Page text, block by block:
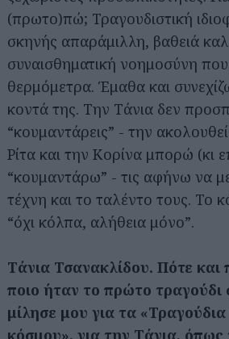
(πρωτο)πώ; Τραγουδιστική
σκηνής απαράμιλλη, βαθειά
συναισθηματική νοημοσύνη
θερμόμετρα. Έμαθα και
κοντά της. Την Τάνια δεν
“κουμαντάρεις” - την
Ρίτα και την Κορίνα μπορώ (κι
“κουμαντάρω” - τις αφήνω να
τέχνη και το ταλέντο τους. Το
“όχι κόλπα, αλήθεια μόνο”.
Τάνια Τσανακλίδου. Πότε και
ποιο ήταν το πρώτο τραγούδι
μίλησε μου για τα
κόσμου», για την Τάνια, όπως